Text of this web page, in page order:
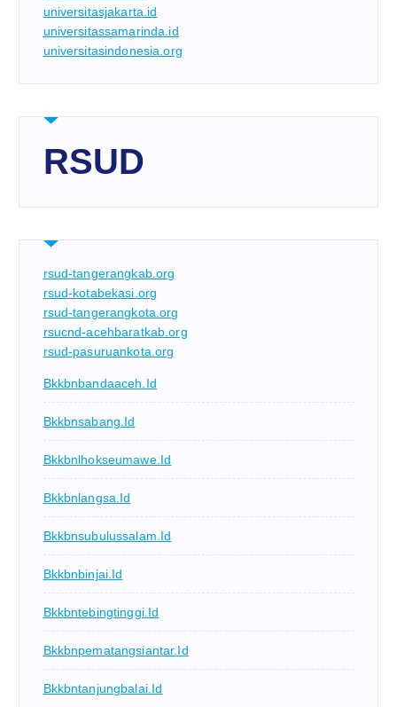
universitasjakarta.id
universitassamarinda.id
universitasindonesia.org
RSUD
rsud-tangerangkab.org
rsud-kotabekasi.org
rsud-tangerangkota.org
rsucnd-acehbaratkab.org
rsud-pasuruankota.org
Bkkbnbandaaceh.id
Bkkbnsabang.id
Bkkbnlhokseumawe.id
Bkkbnlangsa.id
Bkkbnsubulussalam.id
Bkkbnbinjai.id
Bkkbntebingtinggi.id
Bkkbnpematangsiantar.id
Bkkbntanjungbalai.id